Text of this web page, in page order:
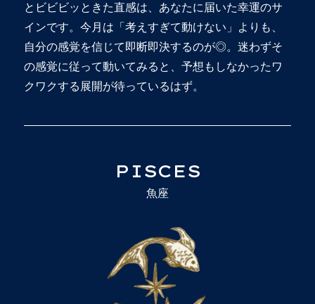
とビビビッときた直感は、あなたに届いた幸運のサ
インです。今月は「考えすぎて動けない」よりも、
自分の感覚を信じて即断即決するのが◎。迷わずそ
の感覚に従って動いてみると、予想もしなかったワ
クワクする展開が待っているはず。
PISCES
魚座